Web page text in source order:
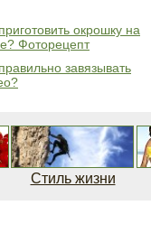
окрошку на
Фоторецепт
завязывать
Стиль жизни